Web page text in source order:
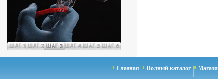
Главная Полный каталог